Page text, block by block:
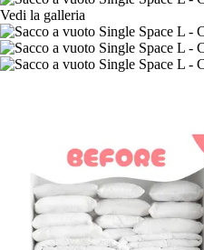
Vedi la galleria